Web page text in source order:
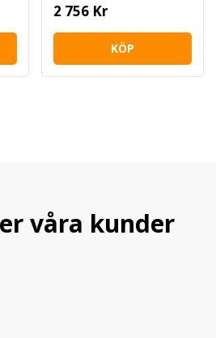
2 756 Kr
KÖP
våra kunder